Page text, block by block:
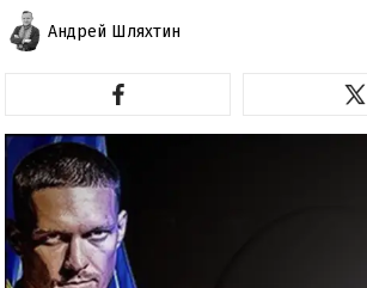
Андрей Шляхтин